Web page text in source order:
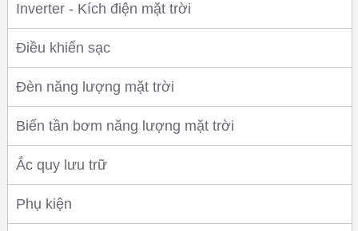
Inverter - Kích điện mặt trời
Điều khiển sạc
Đèn năng lượng mặt trời
Biến tần bơm năng lượng mặt trời
Ắc quy lưu trữ
Phụ kiện